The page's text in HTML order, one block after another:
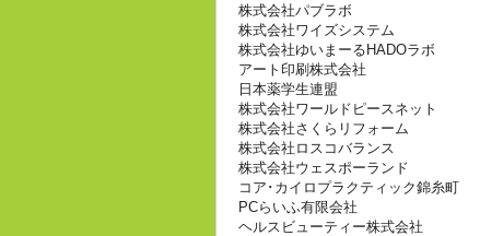
株式会社パブラボ
株式会社ワイズシステム
株式会社ゆいまーるHADOラボ
アート印刷株式会社
日本薬学生連盟
株式会社ワールドピースネット
株式会社さくらリフォーム
株式会社ロスコバランス
株式会社ウェスポーランド
コア･カイロプラクティック錦糸町
PCらいふ有限会社
ヘルスビューティー株式会社